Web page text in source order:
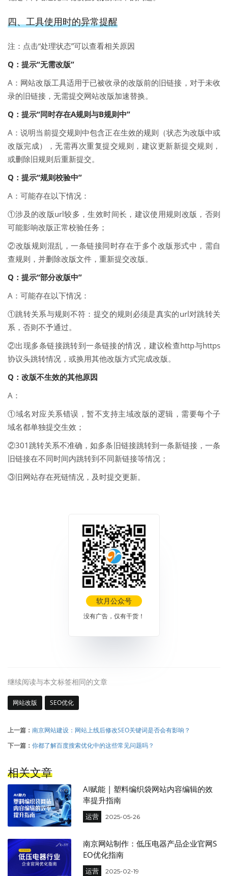
四、工具使用时的异常提醒
注：点击“处理状态”可以查看相关原因
Q：提示“无需改版”
A：网站改版工具适用于已被收录的改版前的旧链接，对于未收
录的旧链接，无需提交网站改版加速替换。
Q：提示“同时存在A规则与B规则中”
A：说明当前提交规则中包含正在生效的规则（状态为改版中或
改版完成），无需再次重复提交规则，建议更新新提交规则，
或删除旧规则后重新提交。
Q：提示“规则校验中”
A：可能存在以下情况：
①涉及的改版url较多，生效时间长，建议使用规则改版，否则
可能影响改版正常校验任务；
②改版规则混乱，一条链接同时存在于多个改版形式中，需自
查规则，并删除改版文件，重新提交改版。
Q：提示“部分改版中”
A：可能存在以下情况：
①跳转关系与规则不符：提交的规则必须是真实的url对跳转关
系，否则不予通过。
②出现多条链接跳转到一条链接的情况，建议检查http与https
协议头跳转情况，或换用其他改版方式完成改版。
Q：改版不生效的其他原因
A：
①域名对应关系错误，暂不支持主域改版的逻辑，需要每个子
域名都单独提交生效；
②301跳转关系不准确，如多条旧链接跳转到一条新链接，一条
旧链接在不同时间内跳转到不同新链接等情况；
③旧网站存在死链情况，及时提交更新。
软月公众号
没有广告，仅有干货！
继续阅读与本文标签相同的文章
网站改版 SEO优化
上一篇： 南京网站建设：网站上线后修改SEO关键词是否会有影响？
下一篇： 你都了解百度搜索优化中的这些常见问题吗？
相关文章
AI赋能 | 塑料编织袋网站内容编辑的效
率提升指南
运营 2025-05-26
南京网站制作：低压电器产品企业官网S
EO优化指南
运营 2025-02-19